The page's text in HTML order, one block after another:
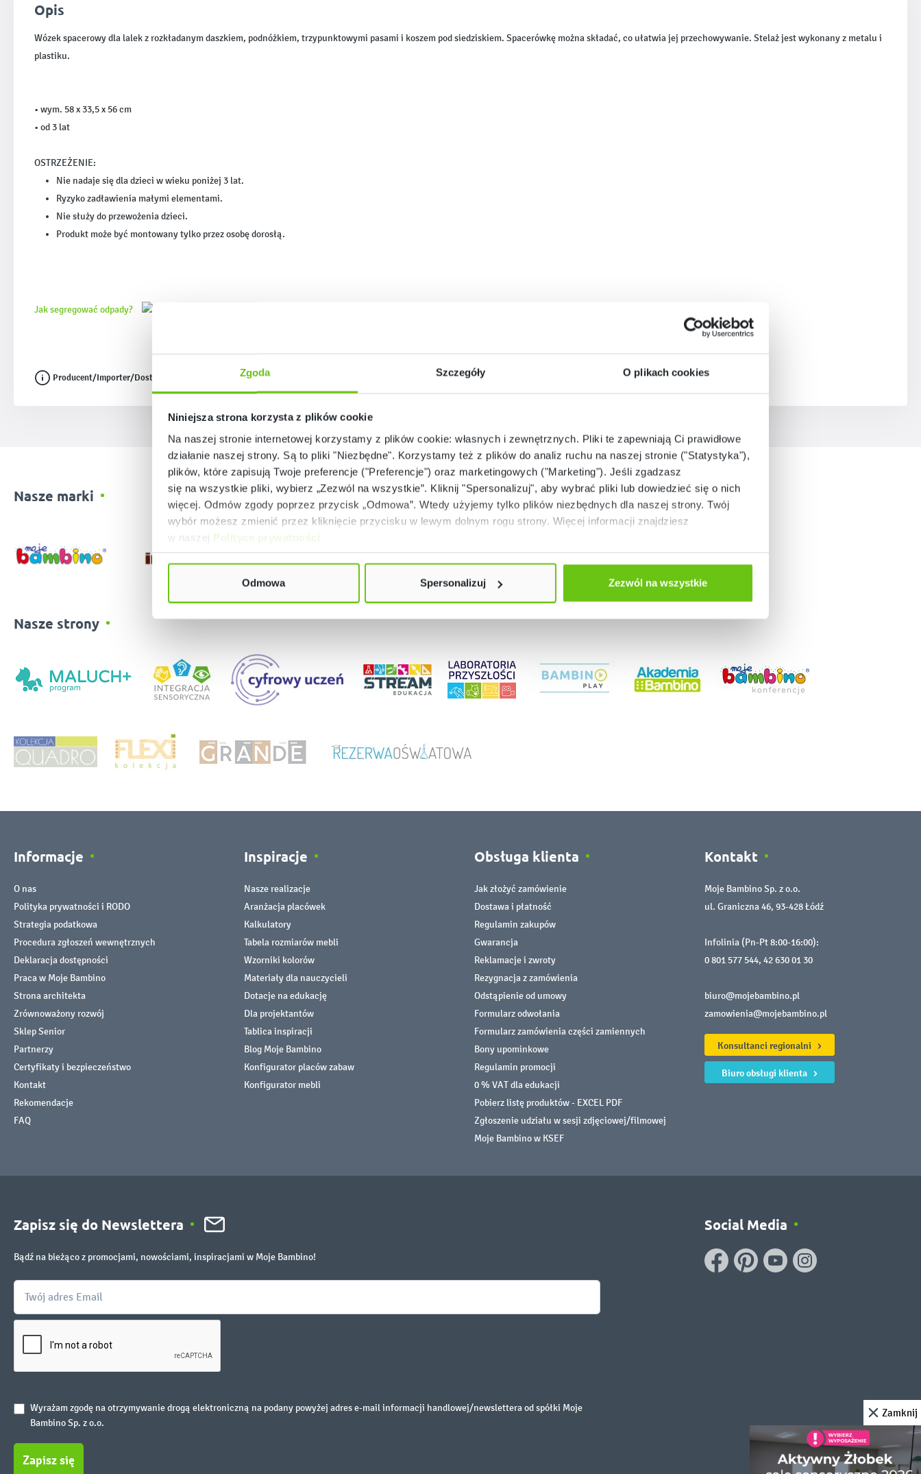
Zgoda Szczegóły O plikach cookies
Niniejsza strona korzysta z plików cookie
Na naszej stronie internetowej korzystamy z plików cookie: własnych i zewnętrznych. Pliki te zapewniają Ci prawidłowe
działanie naszej strony. Są to pliki "Niezbędne". Korzystamy też z plików do analiz ruchu na naszej stronie ("Statystyka"),
plików, które zapisują Twoje preferencje ("Preferencje") oraz marketingowych ("Marketing"). Jeśli zgadzasz
się na wszystkie pliki, wybierz „Zezwól na wszystkie”. Kliknij "Spersonalizuj", aby wybrać pliki lub dowiedzieć się o nich
więcej. Odmów zgody poprzez przycisk „Odmowa”. Wtedy użyjemy tylko plików niezbędnych dla naszej strony. Twój
wybór możesz zmienić przez kliknięcie przycisku w lewym dolnym rogu strony. Więcej informacji znajdziesz
w naszej Polityce prywatności
Odmowa Spersonalizuj Zezwól na wszystkie
Opis
Wózek spacerowy dla lalek z rozkładanym daszkiem, podnóżkiem, trzypunktowymi pasami i koszem pod siedziskiem. Spacerówkę można składać, co ułatwia jej przechowywanie. Stelaż jest wykonany z metalu i
plastiku.
• wym. 58 x 33,5 x 56 cm
• od 3 lat
OSTRZEŻENIE:
Nie nadaje się dla dzieci w wieku poniżej 3 lat.
Ryzyko zadławienia małymi elementami.
Nie służy do przewożenia dzieci.
Produkt może być montowany tylko przez osobę dorosłą.
Jak segregować odpady?
Producent/Importer/Dostawca
Nasze marki
Nasze strony
Informacje
O nas
Polityka prywatności i RODO
Strategia podatkowa
Procedura zgłoszeń wewnętrznych
Deklaracja dostępności
Praca w Moje Bambino
Strona architekta
Zrównoważony rozwój
Sklep Senior
Partnerzy
Certyfikaty i bezpieczeństwo
Kontakt
Rekomendacje
FAQ
Inspiracje
Nasze realizacje
Aranżacja placówek
Kalkulatory
Tabela rozmiarów mebli
Wzorniki kolorów
Materiały dla nauczycieli
Dotacje na edukację
Dla projektantów
Tablica inspiracji
Blog Moje Bambino
Konfigurator placów zabaw
Konfigurator mebli
Obsługa klienta
Jak złożyć zamówienie
Dostawa i płatność
Regulamin zakupów
Gwarancja
Reklamacje i zwroty
Rezygnacja z zamówienia
Odstąpienie od umowy
Formularz odwołania
Formularz zamówienia części zamiennych
Bony upominkowe
Regulamin promocji
0 % VAT dla edukacji
Pobierz listę produktów - EXCEL PDF
Zgłoszenie udziału w sesji zdjęciowej/filmowej
Moje Bambino w KSEF
Kontakt
Moje Bambino Sp. z o.o.
ul. Graniczna 46, 93-428 Łódź
Infolinia (Pn-Pt 8:00-16:00):
0 801 577 544, 42 630 01 30
biuro@mojebambino.pl
zamowienia@mojebambino.pl
Konsultanci regionalni
Biuro obsługi klienta
Zapisz się do Newslettera
Bądź na bieżąco z promocjami, nowościami, inspiracjami w Moje Bambino!
Wyrażam zgodę na otrzymywanie drogą elektroniczną na podany powyżej adres e-mail informacji handlowej/newslettera od spółki Moje
Bambino Sp. z o.o.
Zapisz się
Social Media
Zamknij